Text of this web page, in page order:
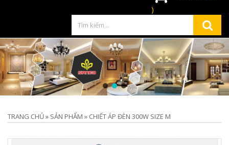
)
TRANG CHỦ» SẢN PHẨM » CHIẾT ÁP ĐÈN 300W SIZE M